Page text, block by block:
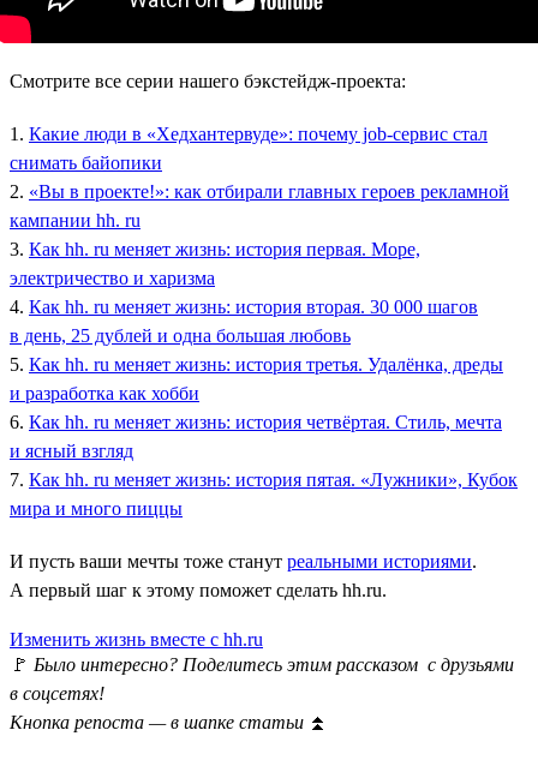
Смотрите все серии нашего бэкстейдж-проекта:
1. Какие люди в «Хедхантервуде»: почему job-сервис стал
снимать байопики
2. «Вы в проекте!»: как отбирали главных героев рекламной
кампании hh. ru
3. Как hh. ru меняет жизнь: история первая. Море,
электричество и харизма
4. Как hh. ru меняет жизнь: история вторая. 30 000 шагов
в день, 25 дублей и одна большая любовь
5. Как hh. ru меняет жизнь: история третья. Удалёнка, дреды
и разработка как хобби
6. Как hh. ru меняет жизнь: история четвёртая. Стиль, мечта
и ясный взгляд
7. Как hh. ru меняет жизнь: история пятая. «Лужники», Кубок
мира и много пиццы
И пусть ваши мечты тоже станут реальными историями.
А первый шаг к этому поможет сделать hh.ru.
Изменить жизнь вместе с hh.ru
🚩 Было интересно? Поделитесь этим рассказом с друзьями
в соцсетях!
Кнопка репоста — в шапке статьи ⏫